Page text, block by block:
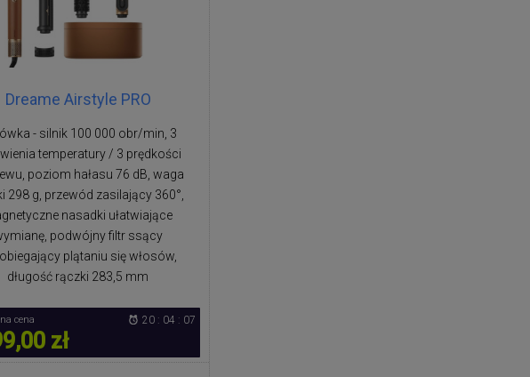
Dreame Airstyle PRO
- silnik 100 000 obr/min, 3
temperatury / 3 prędkości
poziom hałasu 76 dB, waga
298 g, przewód zasilający 360°,
nasadki ułatwiające
podwójny filtr ssący
plątaniu się włosów,
długość rączki 283,5 mm
cena
zł
20 : 04 : 07